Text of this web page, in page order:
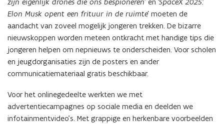
zijn eigenlijk drones die ons bespioneren’ en ‘SpaceX 2025:
Elon Musk opent een frituur in de ruimte’ moeten de
aandacht van zoveel mogelijk jongeren trekken. De bizarre
nieuwskoppen worden meteen ontkracht met handige tips die
jongeren helpen om nepnieuws te onderscheiden. Voor scholen
en jeugdorganisaties zijn de posters en ander
communicatiemateriaal gratis beschikbaar.
Voor het onlinegedeelte werkten we met
advertentiecampagnes op sociale media en deelden we
infotainmentvideo’s. Met grappige en herkenbare voorbeelden